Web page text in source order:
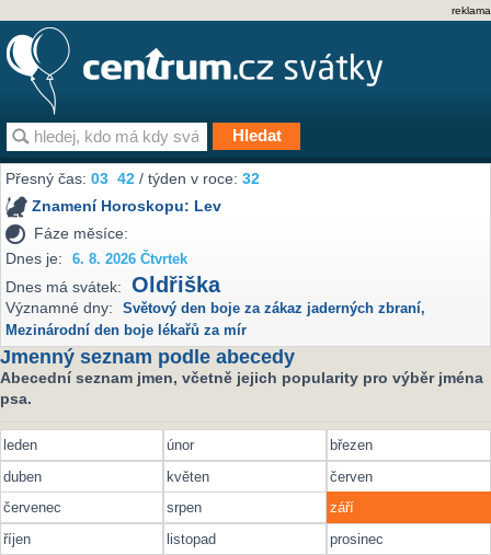
reklama
Přesný čas:03 42 / týden v roce:32
Znamení Horoskopu: Lev
Fáze měsíce:
Dnes je:
6. 8. 2026 Čtvrtek
Dnes má svátek: Oldřiška
Významné dny: Světový den boje za zákaz jaderných zbraní,
Mezinárodní den boje lékařů za mír
Jmenný seznam podle abecedy
Abecední seznam jmen, včetně jejich popularity pro výběr jména
psa.
leden únor
březen
duben
květen
červen
červenec
srpen
září
říjen
listopad prosinec